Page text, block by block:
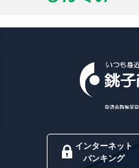
インターネット
バンキング